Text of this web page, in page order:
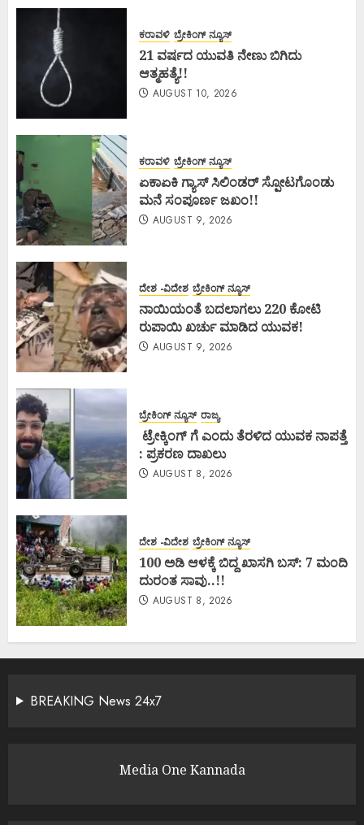
ಕರಾವಳಿ ಬ್ರೇಕಿಂಗ್ ನ್ಯೂಸ್
21 ವರ್ಷದ ಯುವತಿ ನೇಣು ಬಿಗಿದು
ಆತ್ಮಹತ್ಯೆ!!
AUGUST 10, 2026
ಕರಾವಳಿ ಬ್ರೇಕಿಂಗ್ ನ್ಯೂಸ್
ಏಕಾಏಕಿ ಗ್ಯಾಸ್ ಸಿಲಿಂಡರ್ ಸ್ಪೋಟಗೊಂಡು
ಮನೆ ಸಂಪೂರ್ಣ ಜಖಂ!!
AUGUST 9, 2026
ದೇಶ -ವಿದೇಶ ಬ್ರೇಕಿಂಗ್ ನ್ಯೂಸ್
ನಾಯಿಯಂತೆ ಬದಲಾಗಲು 220 ಕೋಟಿ
ರುಪಾಯಿ ಖರ್ಚು ಮಾಡಿದ ಯುವಕ!
AUGUST 9, 2026
ಬ್ರೇಕಿಂಗ್ ನ್ಯೂಸ್ ರಾಜ್ಯ
ಟ್ರೇಕ್ಕಿಂಗ್ ಗೆ ಎಂದು ತೆರಳಿದ ಯುವಕ ನಾಪತ್ತೆ
: ಪ್ರಕರಣ ದಾಖಲು
AUGUST 8, 2026
ದೇಶ -ವಿದೇಶ ಬ್ರೇಕಿಂಗ್ ನ್ಯೂಸ್
100 ಅಡಿ ಆಳಕ್ಕೆ ಬಿದ್ದ ಖಾಸಗಿ ಬಸ್: 7 ಮಂದಿ
ದುರಂತ ಸಾವು..!!
AUGUST 8, 2026
BREAKING News 24x7
Media One Kannada